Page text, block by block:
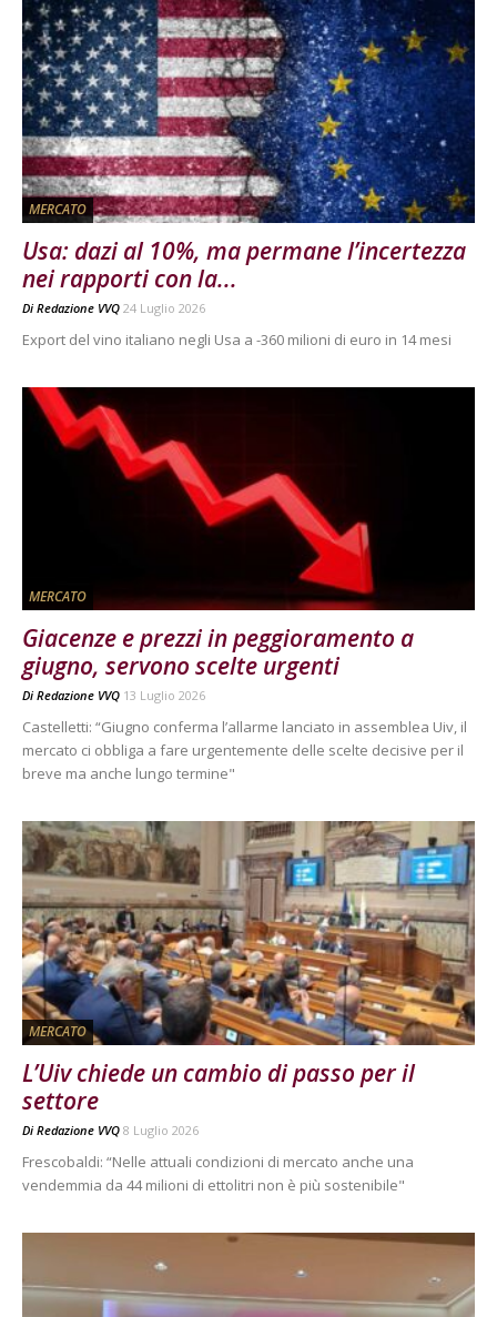
MERCATO
Usa: dazi al 10%, ma permane l’incertezza
nei rapporti con la...
Di Redazione VVQ 24 Luglio 2026
Export del vino italiano negli Usa a -360 milioni di euro in 14 mesi
MERCATO
Giacenze e prezzi in peggioramento a
giugno, servono scelte urgenti
Di Redazione VVQ 13 Luglio 2026
Castelletti: “Giugno conferma l’allarme lanciato in assemblea Uiv, il
mercato ci obbliga a fare urgentemente delle scelte decisive per il
breve ma anche lungo termine"
MERCATO
L’Uiv chiede un cambio di passo per il
settore
Di Redazione VVQ 8 Luglio 2026
Frescobaldi: “Nelle attuali condizioni di mercato anche una
vendemmia da 44 milioni di ettolitri non è più sostenibile"